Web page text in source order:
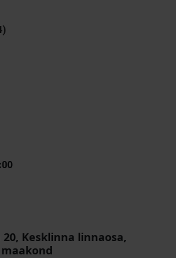
Kesklinna linnaosa,